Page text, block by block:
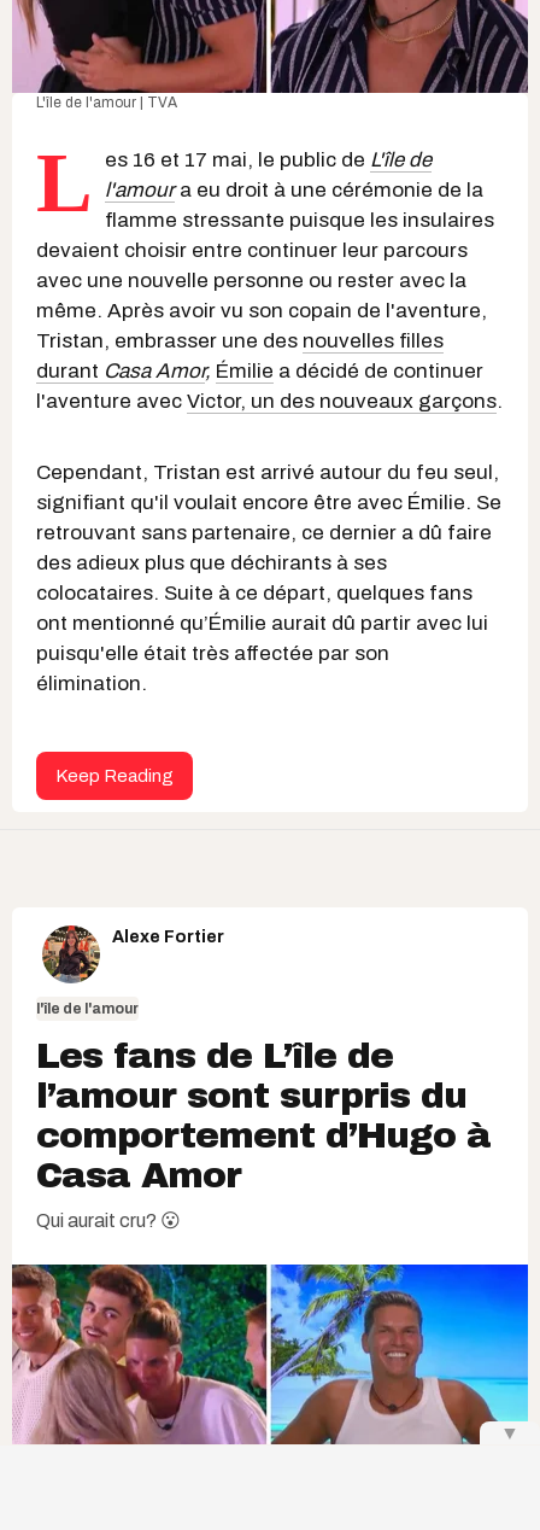
L'île de l'amour | TVA
L es 16 et 17 mai, le public de L'île de
l'amoura eu droit à une cérémonie de la
flamme stressante puisque les insulaires
devaient choisir entre continuer leur parcours
avec une nouvelle personne ou rester avec la
même. Après avoir vu son copain de l'aventure,
Tristan, embrasser une des nouvelles filles
durant Casa Amor, Émilie a décidé de continuer
l'aventure avec Victor, un des nouveaux garçons.
Cependant, Tristan est arrivé autour du feu seul,
signifiant qu'il voulait encore être avec Émilie. Se
retrouvant sans partenaire, ce dernier a dû faire
des adieux plus que déchirants à ses
colocataires. Suite à ce départ, quelques fans
ont mentionné qu’Émilie aurait dû partir avec lui
puisqu'elle était très affectée par son
élimination.
Keep Reading
Alexe Fortier
l'île de l'amour
Les fans de L’île de
l’amour sont surpris du
comportement d’Hugo à
Casa Amor
Qui aurait cru? 😮
▼